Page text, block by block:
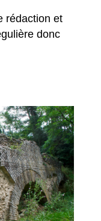
rédaction et
donc